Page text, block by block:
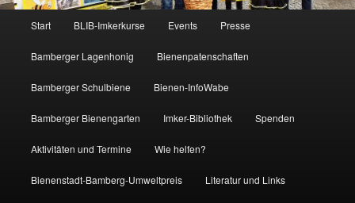
Start BLIB-Imkerkurse Events Presse
Bamberger Lagenhonig Bienenpatenschaften
Bamberger Schulbiene Bienen-InfoWabe
Bamberger Bienengarten Imker-Bibliothek Spenden
Aktivitäten und Termine Wie helfen?
Bienenstadt-Bamberg-Umweltpreis Literatur und Links